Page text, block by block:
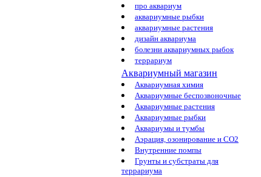
про аквариум
аквариумные рыбки
аквариумные растения
дизайн аквариума
болезни аквариумных рыбок
террариум
Аквариумный магазин
Аквариумная химия
Аквариумные беспозвоночные
Аквариумные растения
Аквариумные рыбки
Аквариумы и тумбы
Аэрация, озонирование и CO2
Внутренние помпы
Грунты и субстраты для
террариума